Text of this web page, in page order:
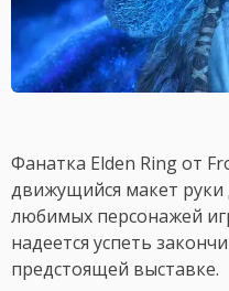
Фанатка Elden Ring от
движущийся макет руки
любимых персонажей
надеется успеть
предстоящей выставке.